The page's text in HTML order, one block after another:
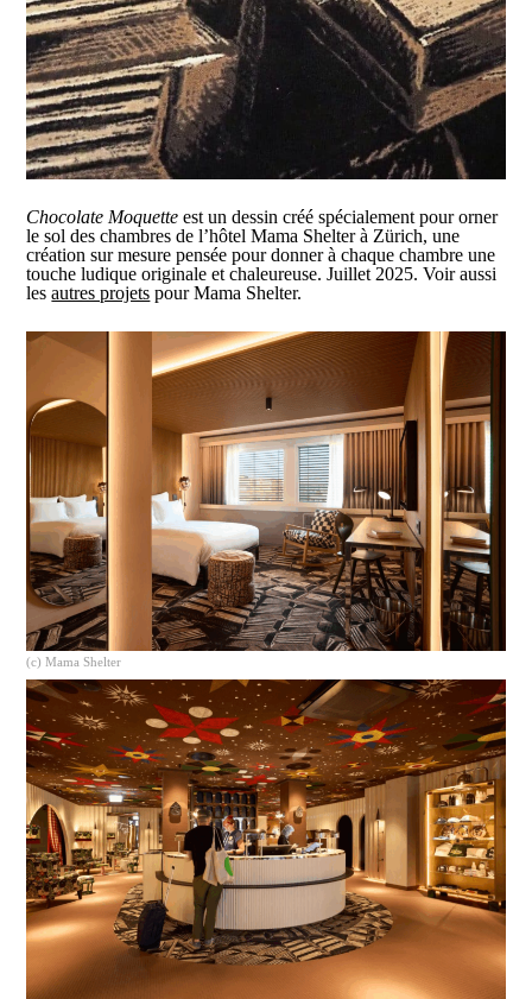
Chocolate Moquette est un dessin créé spécialement pour orner
le sol des chambres de l’hôtel Mama Shelter à Zürich, une
création sur mesure pensée pour donner à chaque chambre une
touche ludique originale et chaleureuse. Juillet 2025. Voir aussi
lesautres projets pour Mama Shelter.
(c) Mama Shelter